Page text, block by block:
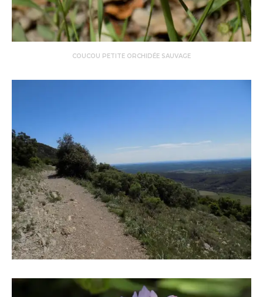
COUCOU PETITE ORCHIDÉE SAUVAGE